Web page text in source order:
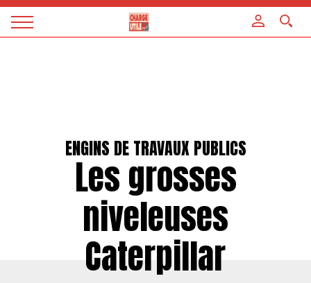
Magazine
ENGINS DE TRAVAUX PUBLICS
Les grosses
niveleuses
Caterpillar
Panneau de gestion des cookies